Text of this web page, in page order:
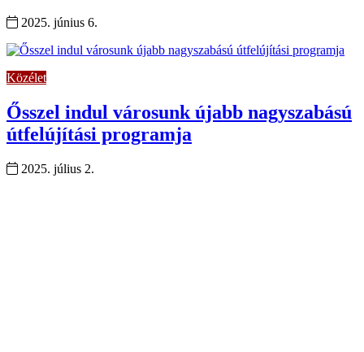
2025. június 6.
Közélet
Ősszel indul városunk újabb nagyszabású
útfelújítási programja
2025. július 2.